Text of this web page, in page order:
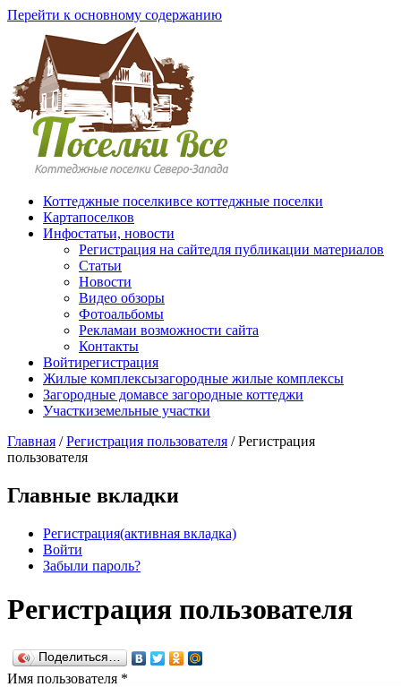
Перейти к основному содержанию
Коттеджные поселкивсе коттеджные поселки
Картапоселков
Инфостатьи, новости
Регистрация на сайтедля публикации материалов
Статьи
Новости
Видео обзоры
Фотоальбомы
Рекламаи возможности сайта
Контакты
Войтирегистрация
Жилые комплексызагородные жилые комплексы
Загородные домавсе загородные коттеджи
Участкиземельные участки
Главная / Регистрация пользователя /Регистрация
пользователя
Главные вкладки
Регистрация(активная вкладка)
Войти
Забыли пароль?
Регистрация пользователя
Поделиться…
Имя пользователя *